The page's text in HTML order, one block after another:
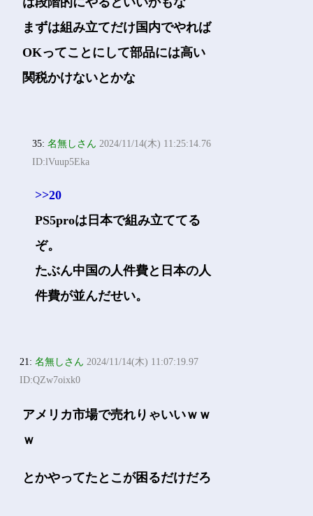
まずは組み立てだけ国内でやれば
OKってことにして部品には高い
関税かけないとかな
35:名無しさん 2024/11/14(木) 11:25:14.76
ID:lVuup5Eka
>>20
PS5proは日本で組み立ててる
ぞ。
たぶん中国の人件費と日本の人
件費が並んだせい。
21:名無しさん 2024/11/14(木) 11:07:19.97
ID:QZw7oixk0
アメリカ市場で売れりゃいいｗｗ
ｗ
とかやってたとこが困るだけだろ